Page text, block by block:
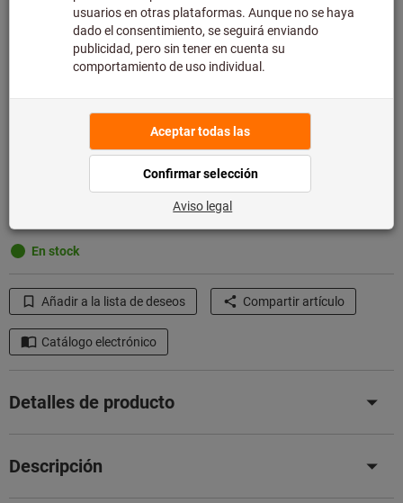
¿Desea pedir más de un artículo?Para una entrada rápida
Añadir a la cesta de la compra
En stock
Añadir a la lista de deseos Compartir artículo
Catálogo electrónico
Detalles de producto
Descripción